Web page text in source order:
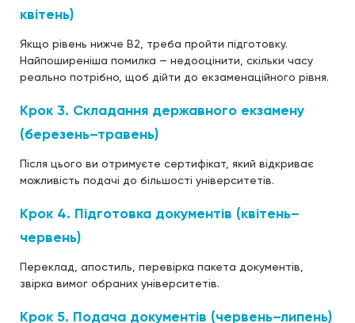
квітень)
Якщо рівень нижче B2, треба пройти підготовку.
Найпоширеніша помилка — недооцінити, скільки часу
реально потрібно, щоб дійти до екзаменаційного рівня.
Крок 3. Складання державного екзамену
(березень–травень)
Після цього ви отримуєте сертифікат, який відкриває
можливість подачі до більшості університетів.
Крок 4. Підготовка документів (квітень–
червень)
Переклад, апостиль, перевірка пакета документів,
звірка вимог обраних університетів.
Крок 5. Подача документів (червень–липень)